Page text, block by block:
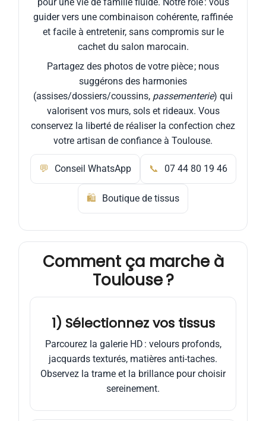
guider vers une combinaison cohérente, raffinée
et facile à entretenir, sans compromis sur le
cachet du salon marocain.
Partagez des photos de votre pièce ; nous
suggérons des harmonies
(assises/dossiers/coussins, passementerie) qui
valorisent vos murs, sols et rideaux. Vous
conservez la liberté de réaliser la confection chez
votre artisan de confiance à Toulouse.
💬 Conseil WhatsApp 📞 07 44 80 19 46
🛍 Boutique de tissus
Comment ça marche à
Toulouse ?
1) Sélectionnez vos tissus
Parcourez la galerie HD : velours profonds,
jacquards texturés, matières anti-taches.
Observez la trame et la brillance pour choisir
sereinement.